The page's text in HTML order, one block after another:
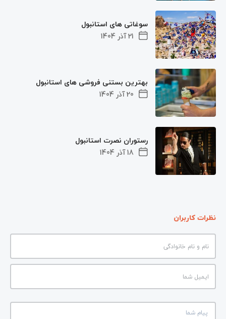
21 آذر 1404
سوغاتی های استانبول
20 آذر 1404
بهترین بستنی فروشی های استانبول
18 آذر 1404
رستوران نصرت استانبول
نظرات کاربران